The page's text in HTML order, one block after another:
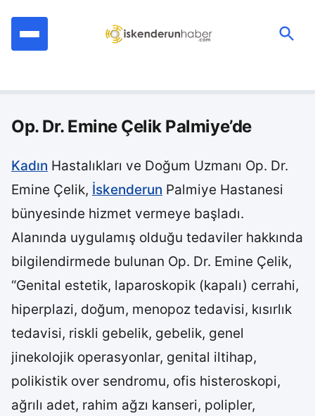
Op. Dr. Emine Çelik Palmiye’de
Kadın Hastalıkları ve Doğum Uzmanı Op. Dr.
Emine Çelik, İskenderun Palmiye Hastanesi
bünyesinde hizmet vermeye başladı.
Alanında uygulamış olduğu tedaviler hakkında
bilgilendirmede bulunan Op. Dr. Emine Çelik,
“Genital estetik, laparoskopik (kapalı) cerrahi,
hiperplazi, doğum, menopoz tedavisi, kısırlık
tedavisi, riskli gebelik, gebelik, genel
jinekolojik operasyonlar, genital iltihap,
polikistik over sendromu, ofis histeroskopi,
ağrılı adet, rahim ağzı kanseri, polipler,